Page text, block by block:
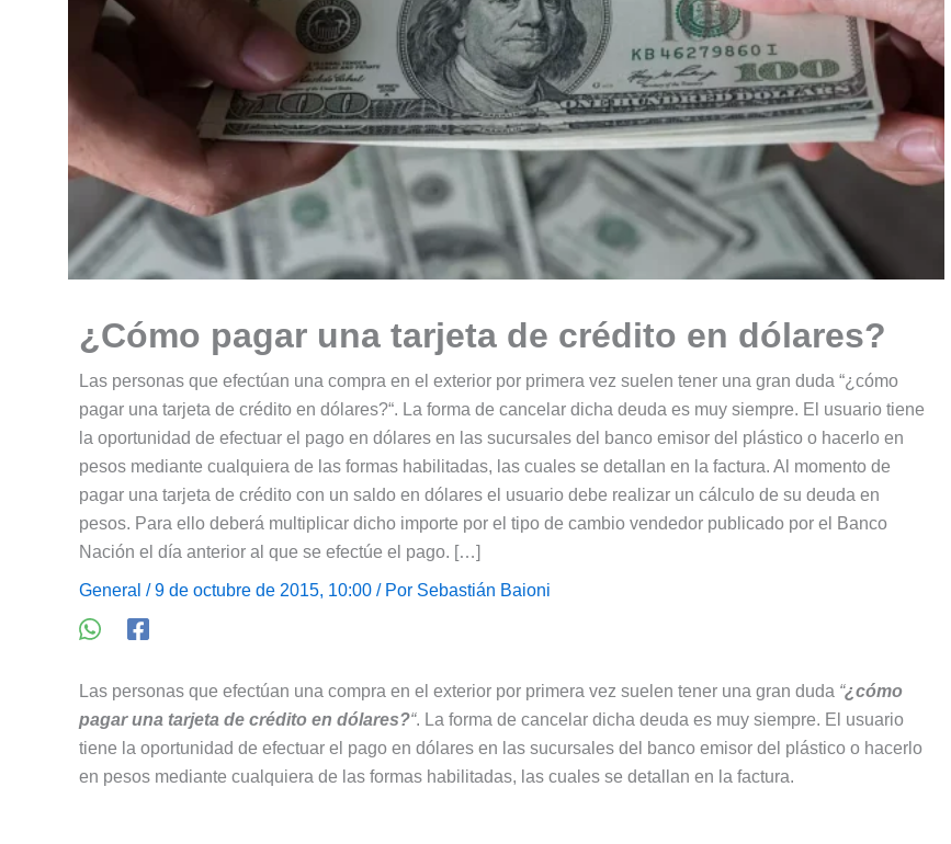
¿Cómo pagar una tarjeta de crédito en dólares?
Las personas que efectúan una compra en el exterior por primera vez suelen tener una gran duda “¿cómo
pagar una tarjeta de crédito en dólares?“. La forma de cancelar dicha deuda es muy siempre. El usuario tiene
la oportunidad de efectuar el pago en dólares en las sucursales del banco emisor del plástico o hacerlo en
pesos mediante cualquiera de las formas habilitadas, las cuales se detallan en la factura. Al momento de
pagar una tarjeta de crédito con un saldo en dólares el usuario debe realizar un cálculo de su deuda en
pesos. Para ello deberá multiplicar dicho importe por el tipo de cambio vendedor publicado por el Banco
Nación el día anterior al que se efectúe el pago. […]
General / 9 de octubre de 2015, 10:00 / Por Sebastián Baioni
Las personas que efectúan una compra en el exterior por primera vez suelen tener una gran duda “¿cómo
pagar una tarjeta de crédito en dólares?“. La forma de cancelar dicha deuda es muy siempre. El usuario
tiene la oportunidad de efectuar el pago en dólares en las sucursales del banco emisor del plástico o hacerlo
en pesos mediante cualquiera de las formas habilitadas, las cuales se detallan en la factura.